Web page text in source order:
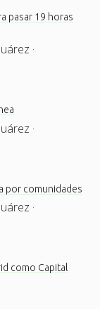
pasar 19 horas
·
·
por comunidades
·
como Capital